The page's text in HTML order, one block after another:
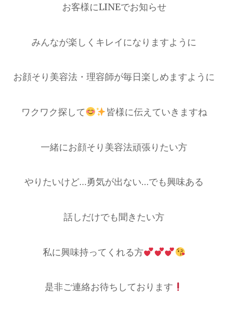
お客様にLINEでお知らせ
みんなが楽しくキレイになりますように
お顔そり美容法・理容師が毎日楽しめますように
ワクワク探して 皆様に伝えていきますね
一緒にお顔そり美容法頑張りたい方
やりたいけど…勇気が出ない…でも興味ある
話しだけでも聞きたい方
私に興味持ってくれる方
是非ご連絡お待ちしております